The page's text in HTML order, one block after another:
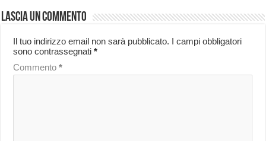
Lascia un commento
Il tuo indirizzo email non sarà pubblicato. I campi obbligatori
sono contrassegnati*
Commento*